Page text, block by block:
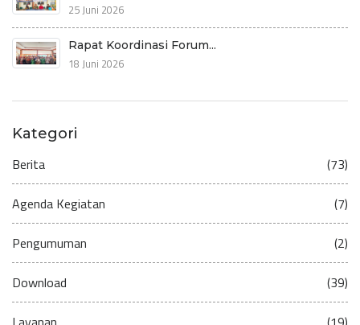
25 Juni 2026
Rapat Koordinasi Forum...
18 Juni 2026
Kategori
Berita (73)
Agenda Kegiatan (7)
Pengumuman (2)
Download (39)